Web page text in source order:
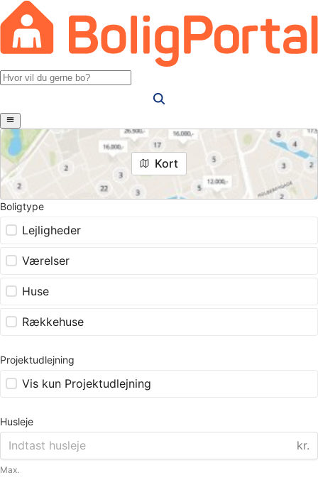
Kort
Boligtype
Lejligheder
Værelser
Huse
Rækkehuse
Projektudlejning
Vis kun Projektudlejning
Husleje
kr.
Max.